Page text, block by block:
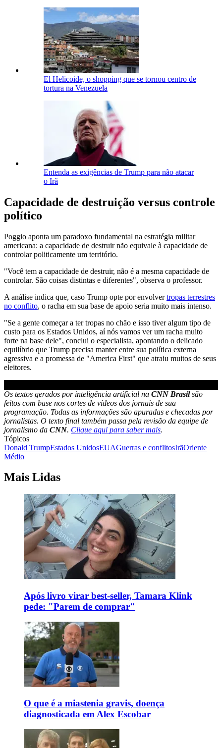
El Helicoide, o shopping que se tornou centro de
tortura na Venezuela
Entenda as exigências de Trump para não atacar
o Irã
Capacidade de destruição versus controle
político
Poggio aponta um paradoxo fundamental na estratégia militar
americana: a capacidade de destruir não equivale à capacidade de
controlar politicamente um território.
"Você tem a capacidade de destruir, não é a mesma capacidade de
controlar. São coisas distintas e diferentes", observa o professor.
A análise indica que, caso Trump opte por envolvertropas terrestres
no conflito, o racha em sua base de apoio seria muito mais intenso.
"Se a gente começar a ter tropas no chão e isso tiver algum tipo de
custo para os Estados Unidos, aí nós vamos ver um racha muito
forte na base dele", conclui o especialista, apontando o delicado
equilíbrio que Trump precisa manter entre sua política externa
agressiva e a promessa de "America First" que atraiu muitos de seus
eleitores.
Os textos gerados por inteligência artificial na CNN Brasilsão
feitos com base nos cortes de vídeos dos jornais de sua
programação. Todas as informações são apuradas e checadas por
jornalistas. O texto final também passa pela revisão da equipe de
jornalismo da CNN. Clique aqui para saber mais.
Tópicos
Donald TrumpEstados UnidosEUAGuerras e conflitosIrãOriente
Médio
Mais Lidas
Após livro virar best-seller, Tamara Klink
pede: "Parem de comprar"
O que é a miastenia gravis, doença
diagnosticada em Alex Escobar